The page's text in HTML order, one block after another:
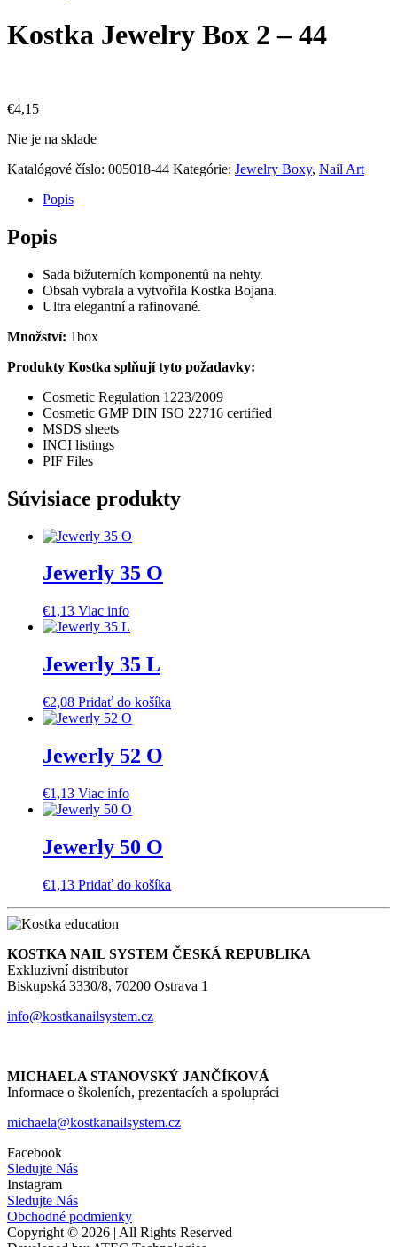
Kostka Jewelry Box 2 – 44
€4,15
Nie je na sklade
Katalógové číslo: 005018-44 Kategórie: Jewelry Boxy, Nail Art
Popis
Popis
Sada bižuterních komponentů na nehty.
Obsah vybrala a vytvořila Kostka Bojana.
Ultra elegantní a rafinované.
Množství: 1box
Produkty Kostka splňují tyto požadavky:
Cosmetic Regulation 1223/2009
Cosmetic GMP DIN ISO 22716 certified
MSDS sheets
INCI listings
PIF Files
Súvisiace produkty
Jewerly 35 O
€1,13 Viac info
Jewerly 35 L
€2,08 Pridať do košíka
Jewerly 52 O
€1,13 Viac info
Jewerly 50 O
€1,13 Pridať do košíka
KOSTKA NAIL SYSTEM ČESKÁ REPUBLIKA
Exkluzivní distributor
Biskupská 3330/8, 70200 Ostrava 1
info@kostkanailsystem.cz
MICHAELA STANOVSKÝ JANČÍKOVÁ
Informace o školeních, prezentacích a spolupráci
michaela@kostkanailsystem.cz
Facebook
Sledujte Nás
Instagram
Sledujte Nás
Obchodné podmienky
Copyright © 2026 | All Rights Reserved